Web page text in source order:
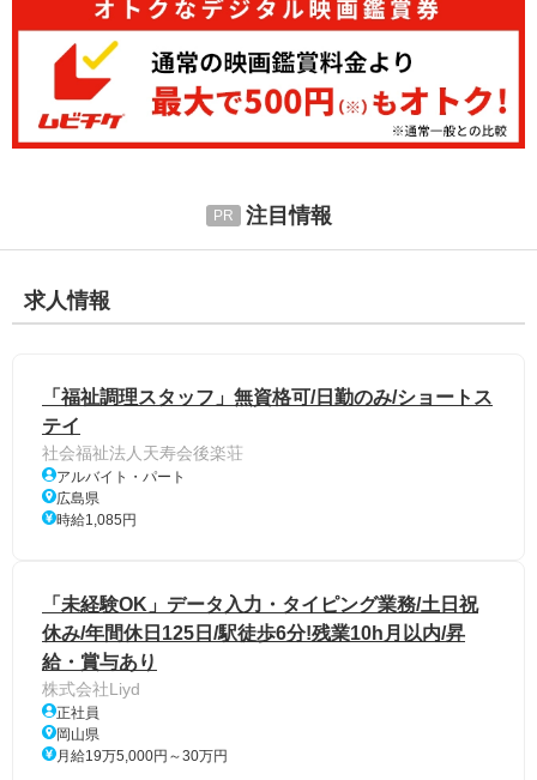
注目情報
求人情報
「福祉調理スタッフ」無資格可/日勤のみ/ショートス
テイ
社会福祉法人天寿会後楽荘
アルバイト・パート
広島県
時給1,085円
「未経験OK」データ入力・タイピング業務/土日祝
休み/年間休日125日/駅徒歩6分!残業10h月以内/昇
給・賞与あり
株式会社Liyd
正社員
岡山県
月給19万5,000円～30万円